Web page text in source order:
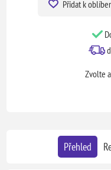
Přidat k
Zvolte
Přehled